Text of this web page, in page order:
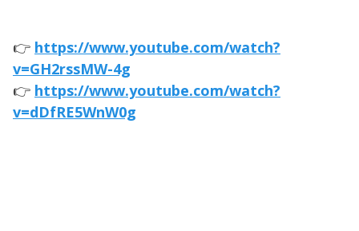
👉 https://www.youtube.com/watch?
v=GH2rssMW-4g
👉 https://www.youtube.com/watch?
v=dDfRE5WnW0g